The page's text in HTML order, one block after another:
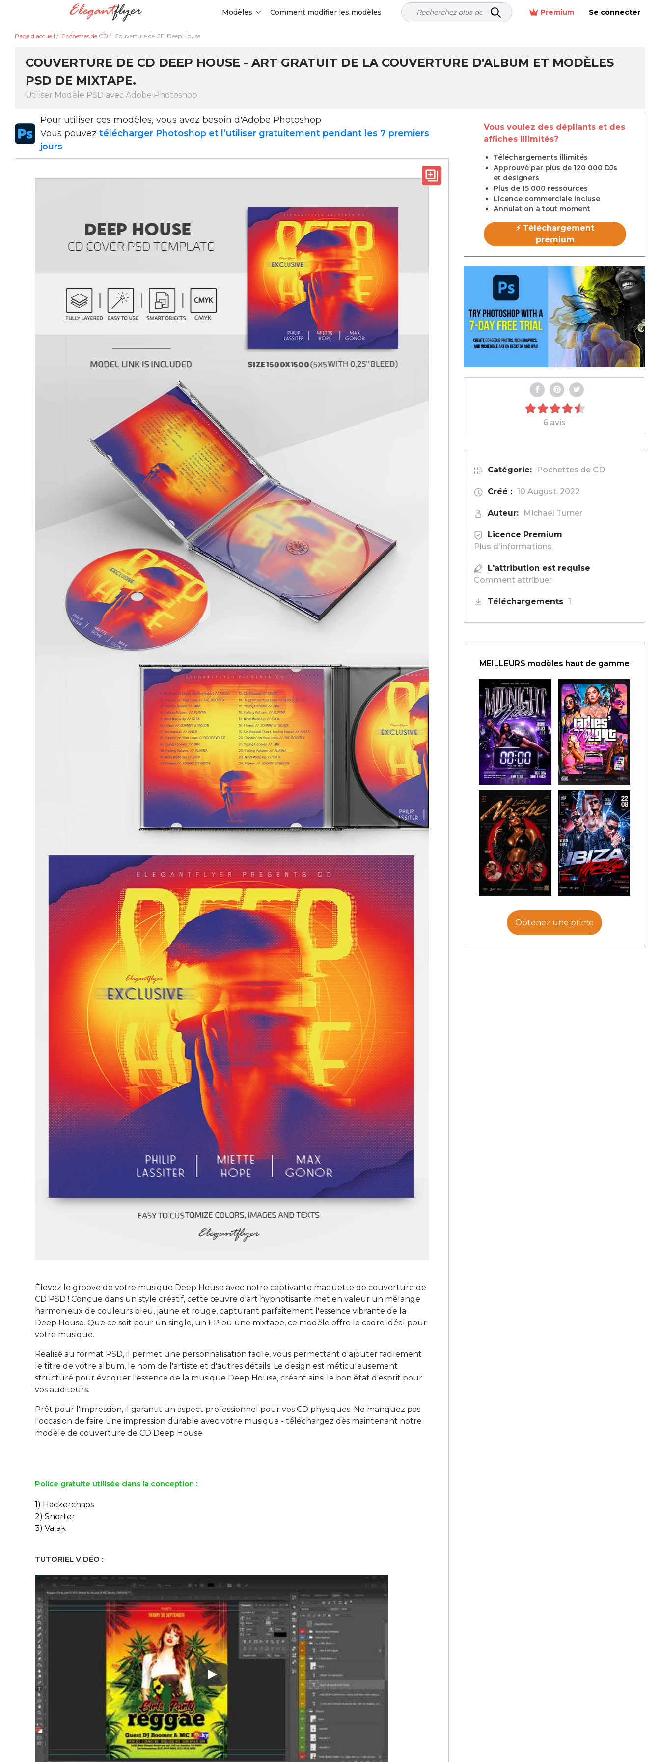
Modèles Comment modifier les modèles Premium Se connecter
Page d'accueil / Pochettes de CD / Couverture de CD Deep House
COUVERTURE DE CD DEEP HOUSE - ART GRATUIT DE LA COUVERTURE D'ALBUM ET MODÈLES
PSD DE MIXTAPE.
Utiliser Modèle PSD avec Adobe Photoshop
Pour utiliser ces modèles, vous avez besoin d'Adobe Photoshop
Vous pouvez télécharger Photoshop et l’utiliser gratuitement pendant les 7 premiers
jours
Élevez le groove de votre musique Deep House avec notre captivante maquette de couverture de
CD PSD ! Conçue dans un style créatif, cette œuvre d'art hypnotisante met en valeur un mélange
harmonieux de couleurs bleu, jaune et rouge, capturant parfaitement l'essence vibrante de la
Deep House. Que ce soit pour un single, un EP ou une mixtape, ce modèle offre le cadre idéal pour
votre musique.
Réalisé au format PSD, il permet une personnalisation facile, vous permettant d'ajouter facilement
le titre de votre album, le nom de l'artiste et d'autres détails. Le design est méticuleusement
structuré pour évoquer l'essence de la musique Deep House, créant ainsi le bon état d'esprit pour
vos auditeurs.
Prêt pour l'impression, il garantit un aspect professionnel pour vos CD physiques. Ne manquez pas
l'occasion de faire une impression durable avec votre musique - téléchargez dès maintenant notre
modèle de couverture de CD Deep House.
Police gratuite utilisée dans la conception :
1) Hackerchaos
2) Snorter
3) Valak
TUTORIEL VIDÉO :
Play: Keynote (Google I/O '18)
Vous voulez des dépliants et des
affiches illimités?
Téléchargements illimités
Approuvé par plus de 120 000 DJs
et designers
Plus de 15 000 ressources
Licence commerciale incluse
Annulation à tout moment
⚡ Téléchargement
premium
6 avis
Catégorie: Pochettes de CD
Créé : 10 August, 2022
Auteur: Michael Turner
Licence Premium
Plus d'informations
L'attribution est requise
Comment attribuer
Téléchargements 1
MEILLEURS modèles haut de gamme
Obtenez une prime